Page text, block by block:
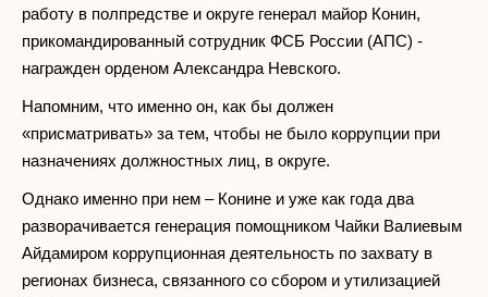
работу в полпредстве и округе генерал майор Конин,
прикомандированный сотрудник ФСБ России (АПС) -
награжден орденом Александра Невского.
Напомним, что именно он, как бы должен
«присматривать» за тем, чтобы не было коррупции при
назначениях должностных лиц, в округе.
Однако именно при нем – Конине и уже как года два
разворачивается генерация помощником Чайки Валиевым
Айдамиром коррупционная деятельность по захвату в
регионах бизнеса, связанного со сбором и утилизацией